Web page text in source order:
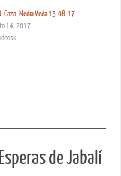
Caza. Media Veda 13-08-17
14, 2017
de Jabalí